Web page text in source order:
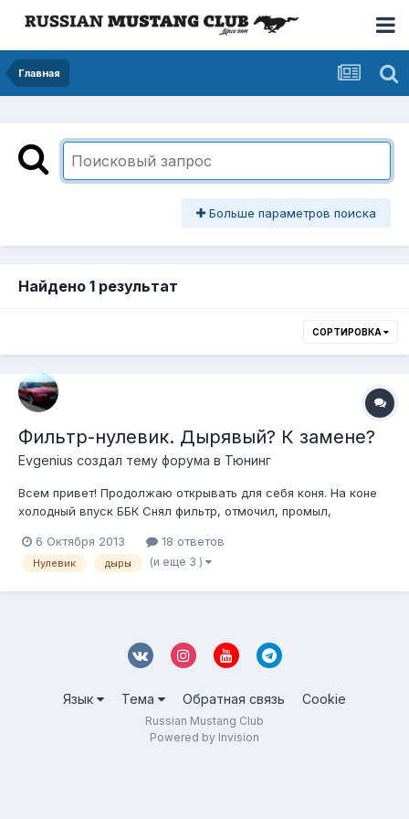
Главная
Больше параметров поиска
Найдено 1 результат
СОРТИРОВКА
Фильтр-нулевик. Дырявый? К замене?
Evgenius создал тему форума в Тюнинг
Всем привет! Продолжаю открывать для себя коня. На коне
холодный впуск ББК Снял фильтр, отмочил, промыл,
внутрь, на просвет, то очевидны дыры калибром со спичку,
ну может, чуть меньше. У кого нулевики - так и должно быть
6 Октября 2013 18 ответов
Нулевик дыры (и еще 3 )
Язык Тема Обратная связь Cookie
Russian Mustang Club
Powered by Invision